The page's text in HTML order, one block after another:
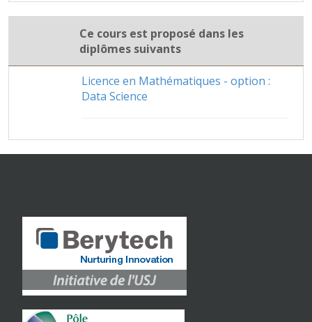
Ce cours est proposé dans les
diplômes suivants
Licence en Mathématiques - option :
Data Science